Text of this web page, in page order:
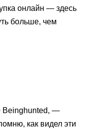
онлайн — здесь
больше, чем
Beinghunted, —
как видел эти